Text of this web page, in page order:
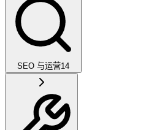
SEO 与运营14